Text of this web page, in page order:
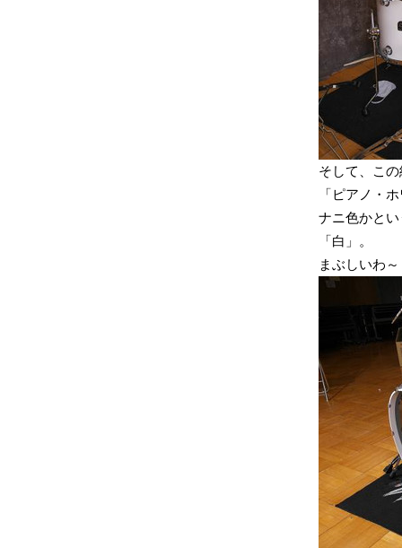
そして、こ
「ピアノ・
ナニ色かと
「白」。
まぶしいわ